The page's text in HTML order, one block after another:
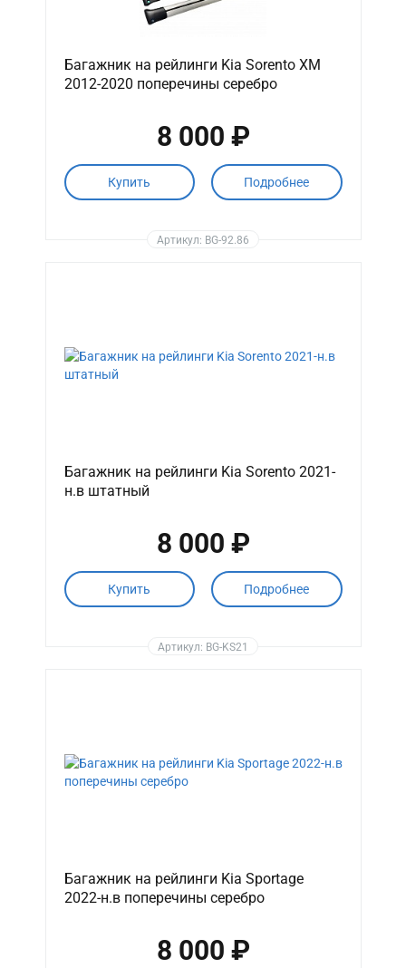
Багажник на рейлинги Kia Sorento XM
2012-2020 поперечины серебро
8 000 ₽
Купить Подробнее
Артикул: BG-92.86
Багажник на рейлинги Kia Sorento 2021-
н.в штатный
8 000 ₽
Купить Подробнее
Артикул: BG-KS21
Багажник на рейлинги Kia Sportage
2022-н.в поперечины серебро
8 000 ₽